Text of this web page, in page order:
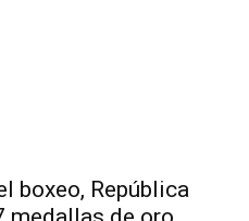
boxeo, República